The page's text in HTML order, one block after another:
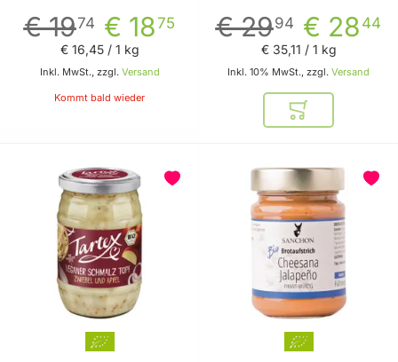
€ 1875
€ 1974
Inkl. MwSt., zzgl. Versand
€ 16,45/ 1 kg
Kommt bald wieder
€ 28 44
€ 2994
Inkl. 10% MwSt., zzgl. Versand
€ 35,11 / 1 kg
In den